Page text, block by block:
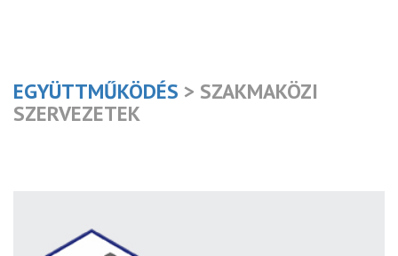
EGYÜTTMŰKÖDÉS > SZAKMAKÖZI
SZERVEZETEK